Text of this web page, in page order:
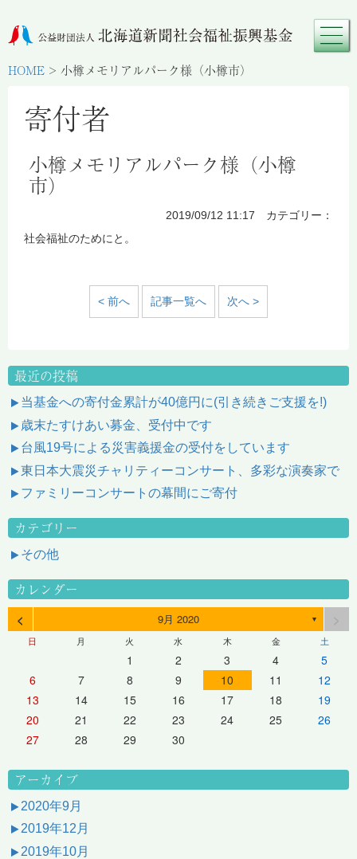
HOME > 小樽メモリアルパーク様（小樽市）
寄付者
小樽メモリアルパーク様（小樽
市）
2019/09/12 11:17 カテゴリー：
社会福祉のためにと。
< 前へ 記事一覧へ 次へ >
最近の投稿
当基金への寄付金累計が40億円に(引き続きご支援を!)
歳末たすけあい募金、受付中です
台風19号による災害義援金の受付をしています
東日本大震災チャリティーコンサート、多彩な演奏家で
ファミリーコンサートの幕間にご寄付
カテゴリー
その他
カレンダー
< 9月 2020 ▼
日 月 火 水 木 金 土
1 2 3 4
5
6
7 8 9 10 11
12
13
14 15 16 17 18
19
20
21 22 23 24 25
26
27
28 29 30
アーカイブ
2020年9月
2019年12月
2019年10月